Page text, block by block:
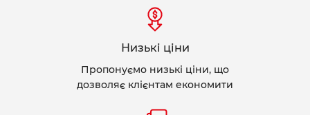
Низькі ціни
Пропонуємо низькі ціни, що
дозволяє клієнтам економити